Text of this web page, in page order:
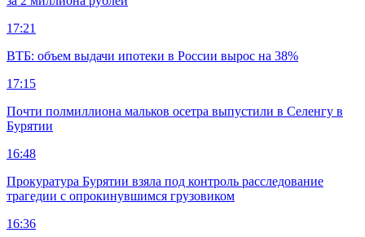
17:21
ВТБ: объем выдачи ипотеки в России вырос на 38%
17:15
Почти полмиллиона мальков осетра выпустили в Селенгу в
Бурятии
16:48
Прокуратура Бурятии взяла под контроль расследование
трагедии с опрокинувшимся грузовиком
16:36